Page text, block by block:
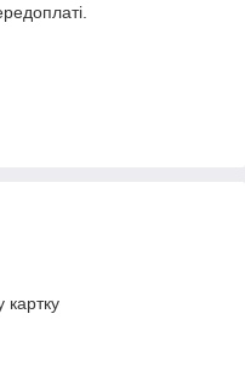
картку